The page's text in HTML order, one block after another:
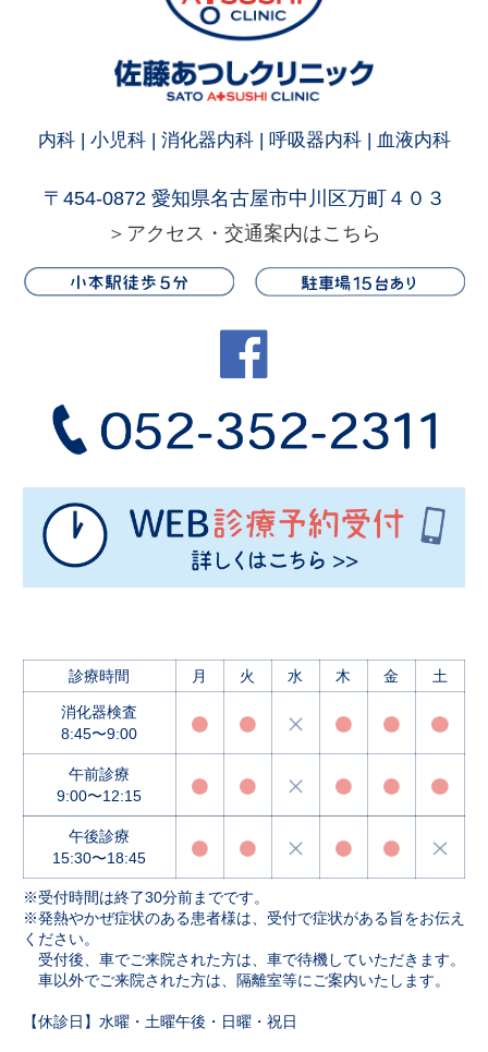
内科 | 小児科 | 消化器内科 | 呼吸器内科 | 血液内科
〒454-0872 愛知県名古屋市中川区万町４０３
＞アクセス・交通案内はこちら
診療時間 月 火 水 木 金 土
消化器検査
8:45〜9:00
午前診療
9:00〜12:15
午後診療
15:30〜18:45
※受付時間は終了30分前までです。
※発熱やかぜ症状のある患者様は、受付で症状がある旨をお伝え
ください。
受付後、車でご来院された方は、車で待機していただきます。
車以外でご来院された方は、隔離室等にご案内いたします。
【休診日】水曜・土曜午後・日曜・祝日